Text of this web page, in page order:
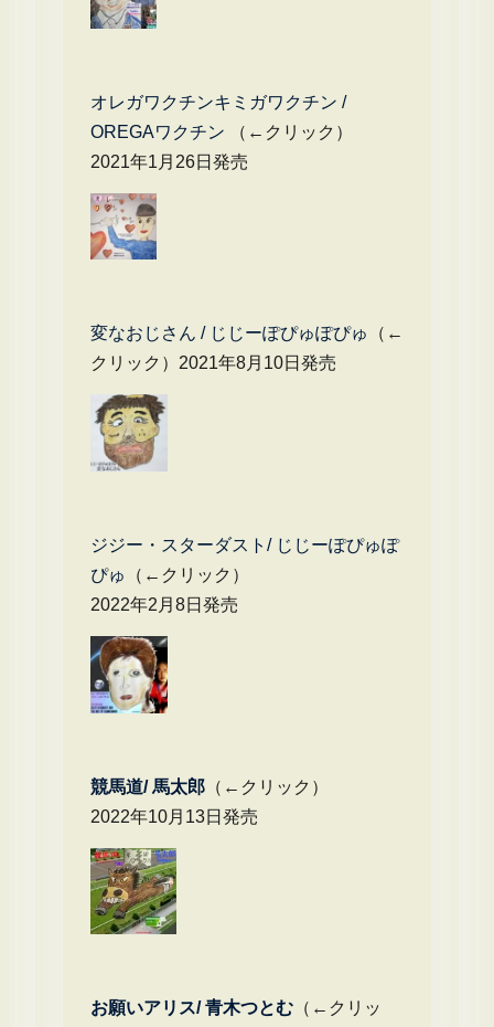
オレガワクチンキミガワクチン /
OREGAワクチン （←クリック）
2021年1月26日発売
変なおじさん / じじーぽぴゅぽぴゅ
（←
クリック）2021年8月10日発売
ジジー・スターダスト/ じじーぽぴゅぽ
ぴゅ
（←クリック）
2022年2月8日発売
競馬道/ 馬太郎（←クリック）
2022年10月13日発売
お願いアリス/ 青木つとむ（←クリッ